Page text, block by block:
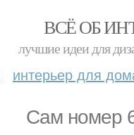
ВСЁ ОБ
лучшие идеи для
интерьер для
Сам номер